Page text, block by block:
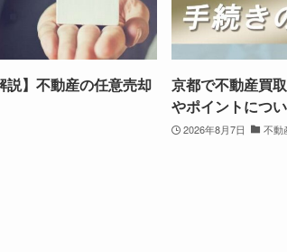
説】不動産の任意売却
京都で不動産買
やポイントにつ
2026年8月7日 不動